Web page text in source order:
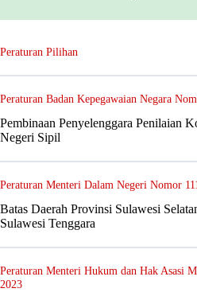
Peraturan Pilihan
Peraturan Badan Kepegawaian Negara
Pembinaan Penyelenggara Penilaian
Negeri Sipil
Peraturan Menteri Dalam Negeri Nomor
Batas Daerah Provinsi Sulawesi
Sulawesi Tenggara
Peraturan Menteri Hukum dan Hak Asasi
2023